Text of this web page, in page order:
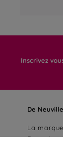
Inscrivez
De Neuville
La marque
Excursion